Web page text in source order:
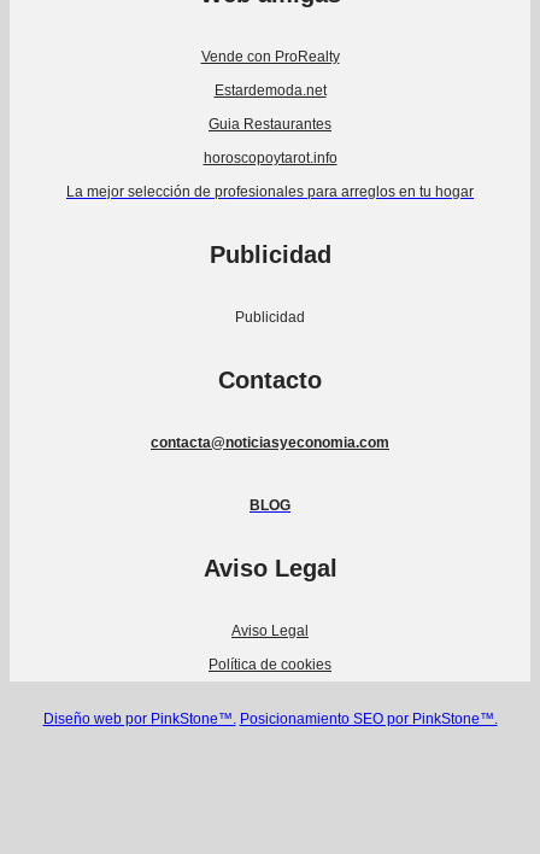
Vende con ProRealty
Estardemoda.net
Guia Restaurantes
horoscopoytarot.info
La mejor selección de profesionales para arreglos en tu hogar
Publicidad
Publicidad
Contacto
contacta@noticiasyeconomia.com
BLOG
Aviso Legal
Aviso Legal
Política de cookies
Diseño web por PinkStone™. Posicionamiento SEO por PinkStone™.